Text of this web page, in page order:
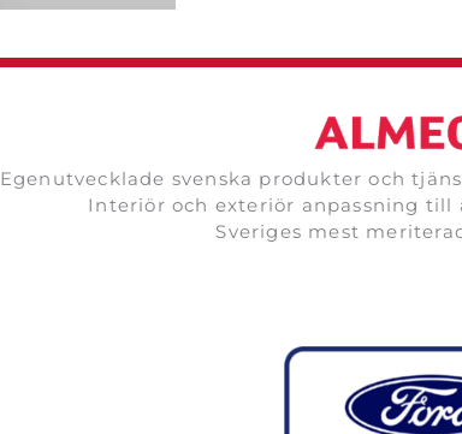
Egenutvecklade svenska produkter och
Interiör och exteriör anpassning
Sveriges mest